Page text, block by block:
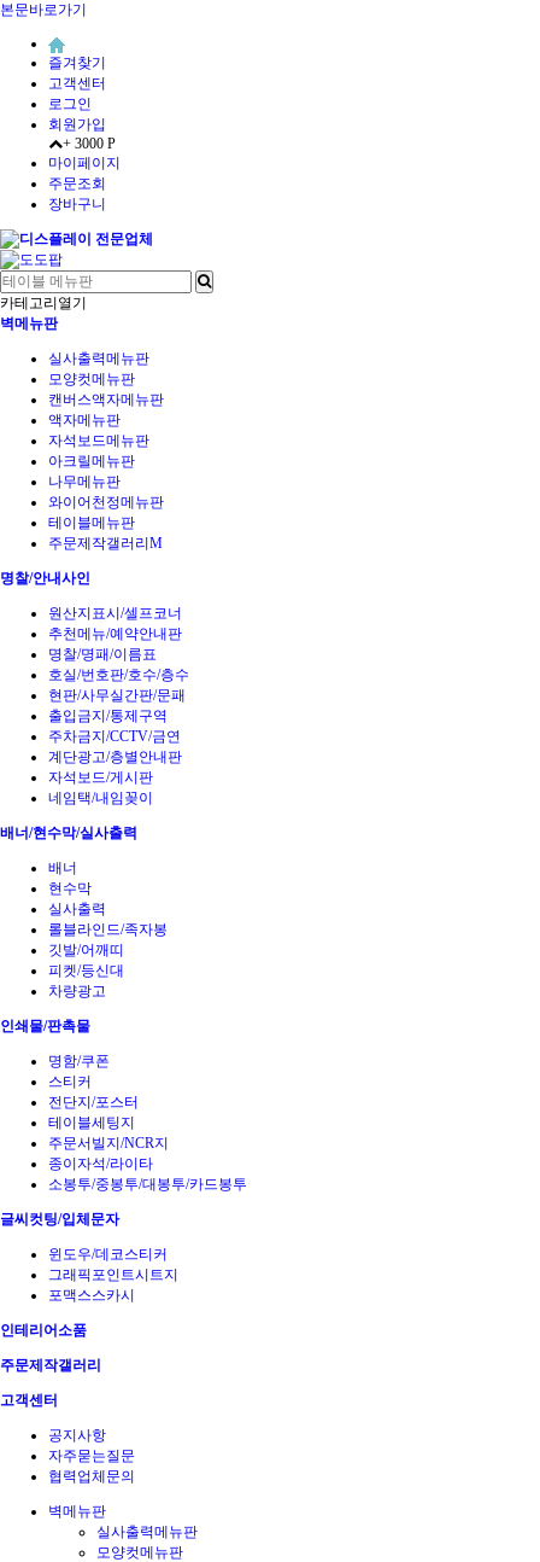
본문바로가기
즐겨찾기
고객센터
로그인
회원가입
+ 3000 P
마이페이지
주문조회
장바구니
카테고리열기
벽메뉴판
실사출력메뉴판
모양컷메뉴판
캔버스액자메뉴판
액자메뉴판
자석보드메뉴판
아크릴메뉴판
나무메뉴판
와이어천정메뉴판
테이블메뉴판
주문제작갤러리M
명찰/안내사인
원산지표시/셀프코너
추천메뉴/예약안내판
명찰/명패/이름표
호실/번호판/호수/층수
현판/사무실간판/문패
출입금지/통제구역
주차금지/CCTV/금연
계단광고/층별안내판
자석보드/게시판
네임택/내임꽂이
배너/현수막/실사출력
배너
현수막
실사출력
롤블라인드/족자봉
깃발/어깨띠
피켓/등신대
차량광고
인쇄물/판촉물
명함/쿠폰
스티커
전단지/포스터
테이블세팅지
주문서빌지/NCR지
종이자석/라이타
소봉투/중봉투/대봉투/카드봉투
글씨컷팅/입체문자
윈도우/데코스티커
그래픽포인트시트지
포맥스스카시
인테리어소품
주문제작갤러리
고객센터
공지사항
자주묻는질문
협력업체문의
벽메뉴판
실사출력메뉴판
모양컷메뉴판